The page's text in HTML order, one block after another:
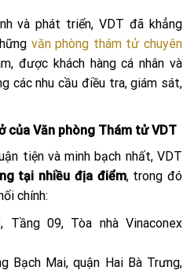
và phát triển, VDT đã khẳng
văn phòng thám tử chuyên
được khách hàng cá nhân và
các nhu cầu điều tra, giám sát,
của Văn phòng Thám tử VDT
tiện và minh bạch nhất, VDT
tại nhiều địa điểm, trong đó
chính:
Tầng 09, Tòa nhà Vinaconex
Bạch Mai, quận Hai Bà Trưng,